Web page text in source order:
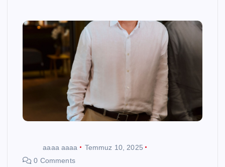
aaaa aaaa
Temmuz 10, 2025
0 Comments